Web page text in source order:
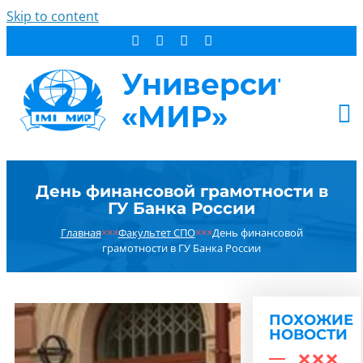
Skip to content
СТУДЕНТУ
ОБ УНИВЕРСИТЕТЕ
НОВОСТИ
РЕЗУЛЬТАТ ПОИСКА:
День финансовой грамотности в
ГУ Банка России
Главная×××Факультет СПО×××День финансовой
грамотности в ГУ Банка России
ПОХОЖИЕ
НОВОСТИ